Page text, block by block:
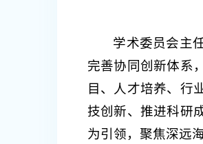
学术委员会主
完善协同创新体系
目、人才培养、行
技创新、推进科研
为引领，聚焦深远